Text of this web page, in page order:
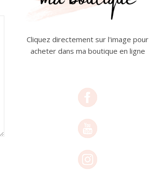
Cliquez directement sur l'image pour
acheter dans ma boutique en ligne